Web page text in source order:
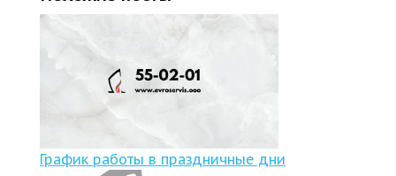
График работы в праздничные дни